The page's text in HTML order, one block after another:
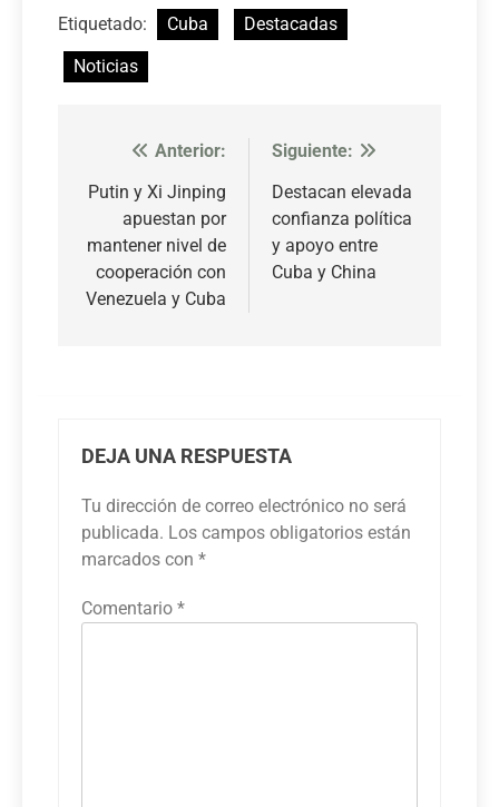
Etiquetado: Cuba
Destacadas
Noticias
Navegación
de
entradas
Anterior:
Putin y Xi Jinping
apuestan por
mantener nivel de
cooperación con
Venezuela y Cuba
Siguiente:
Destacan elevada
confianza política
y apoyo entre
Cuba y China
DEJA UNA RESPUESTA
Tu dirección de correo electrónico no será
publicada. Los campos obligatorios están
marcados con *
Comentario *